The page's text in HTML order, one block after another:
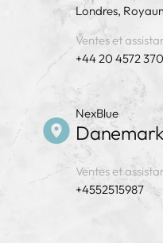
Londres,
Ventes et
+44 20 4572
NexBlue
Ventes et
+4552515987